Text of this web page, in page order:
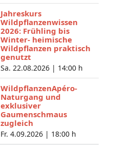
Jahreskurs
Wildpflanzenwissen
2026: Frühling bis
Winter- heimische
Wildpflanzen praktisch
genutzt
Sa. 22.08.2026 | 14:00 h
WildpflanzenApéro-
Naturgang und
exklusiver
Gaumenschmaus
zugleich
Fr. 4.09.2026 | 18:00 h